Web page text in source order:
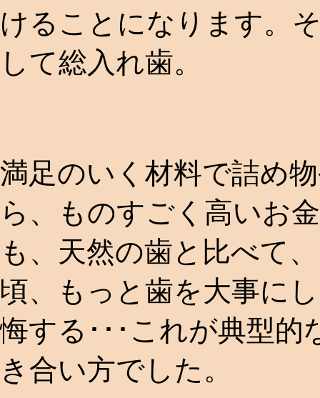
けることになります。
して総入れ歯。
満足のいく材料で詰め
ら、ものすごく高いお
も、天然の歯と比べて
頃、もっと歯を大事に
悔する･･･これが典型的
き合い方でした。